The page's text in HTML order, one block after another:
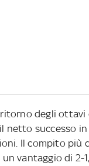
degli ottavi
netto successo
Il compito più
vantaggio di 2-